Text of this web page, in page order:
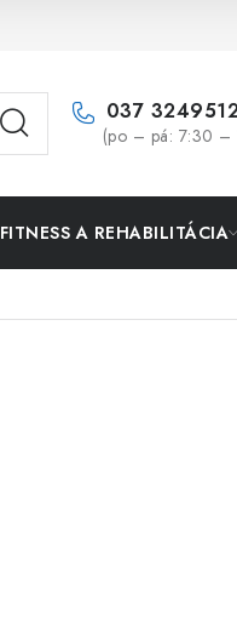
037 3249512
(po – pá: 7:30 –
FITNESS A REHABILITÁCIA